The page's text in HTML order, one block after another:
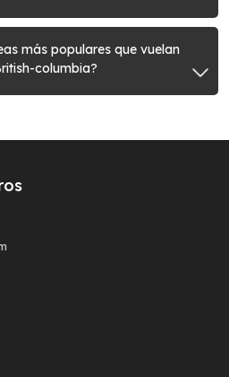
más populares que vuelan
columbia?